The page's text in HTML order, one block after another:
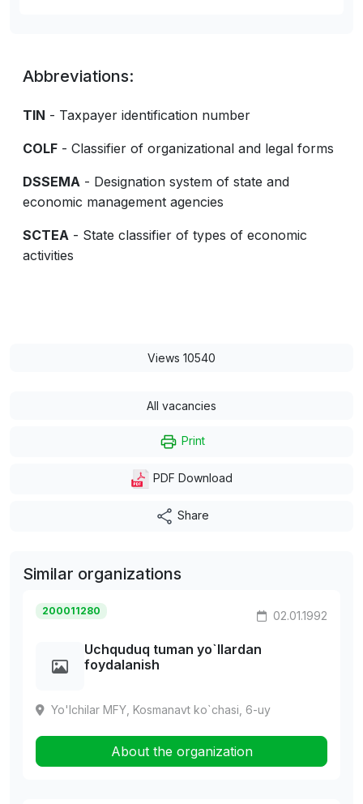
Abbreviations:
TIN - Taxpayer identification number
COLF - Classifier of organizational and legal forms
DSSEMA - Designation system of state and
economic management agencies
SCTEA - State classifier of types of economic
activities
Views 10540
All vacancies
Print
PDF Download
Share
Similar organizations
200011280 02.01.1992
Uchquduq tuman yo`llardan
foydalanish
Yo'lchilar MFY, Kosmanavt ko`chasi, 6-uy
About the organization